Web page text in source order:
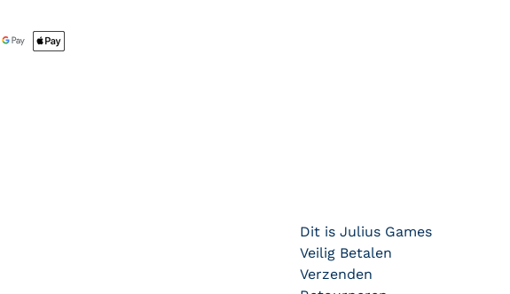
Dit is Julius Games
Veilig Betalen
Verzenden